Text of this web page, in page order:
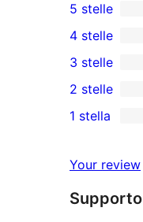
1
5-
recensioni
a
stelle
5 stelle
recensioni
a
4-
4 stelle
0
recensioni
a
stelle
3 stelle
recensioni
2-
stelle
2 stelle
recensioni
a
1 stella
Your review
Supporto